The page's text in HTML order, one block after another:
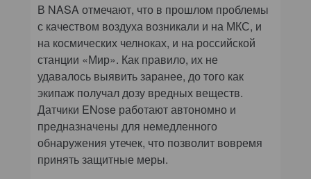
В NASA отмечают, что в прошлом проблемы
с качеством воздуха возникали и на МКС, и
на космических челноках, и на российской
станции «Мир». Как правило, их не
удавалось выявить заранее, до того как
экипаж получал дозу вредных веществ.
Датчики ENose работают автономно и
предназначены для немедленного
обнаружения утечек, что позволит вовремя
принять защитные меры.